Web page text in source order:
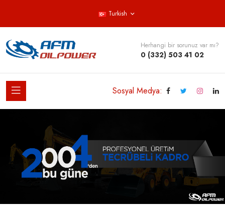
Turkish
Herhangi bir sorunuz var mı?
0 (332) 503 41 02
Sosyal Medya: